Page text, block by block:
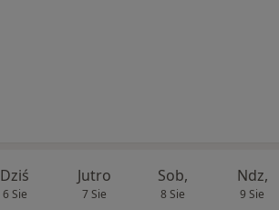
Dziś
6 Sie
Jutro
7 Sie
Sob,
8 Sie
Ndz,
9 Sie